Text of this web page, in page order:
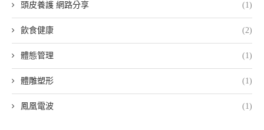
頭皮養護 網路分享 (1)
飲食健康 (2)
體態管理 (1)
體雕塑形 (1)
鳳凰電波 (1)